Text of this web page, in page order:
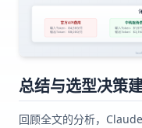
总结与选型决策
回顾全文的分析，